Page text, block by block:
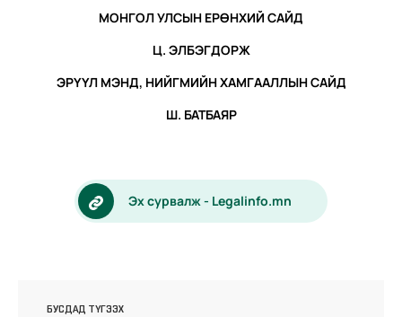
МОНГОЛ УЛСЫН ЕРӨНХИЙ САЙД
Ц. ЭЛБЭГДОРЖ
ЭРҮҮЛ МЭНД, НИЙГМИЙН ХАМГААЛЛЫН САЙД
Ш. БАТБАЯР
Эх сурвалж - Legalinfo.mn
БУСДАД ТҮГЭЭХ